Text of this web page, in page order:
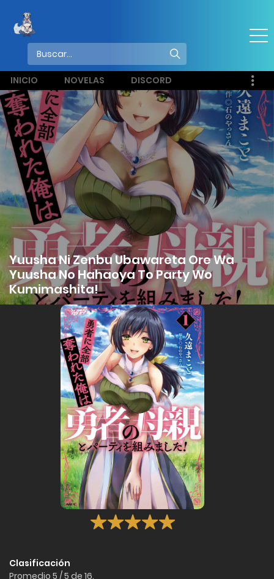
INICIO NOVELAS DISCORD
Yuusha Ni Zenbu Ubawareta Ore Wa
Yuusha No Hahaoya To Party Wo
Kumimashita!
Clasificación
Promedio 5 /5 de 16.